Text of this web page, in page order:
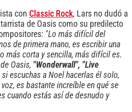
con Classic Rock, Lars no dudó a
de Oasis como su predilecto
"Lo más difícil del
de primera mano, es escribir una
más corta y sencilla, más difícil es.
Oasis, "Wonderwall", "Live
escuchas a Noel hacerlas él solo,
es bastante increíble en qué se
cuando estás así de desnudo y